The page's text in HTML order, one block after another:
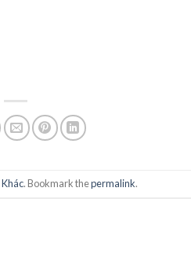
Khác. Bookmark thepermalink.